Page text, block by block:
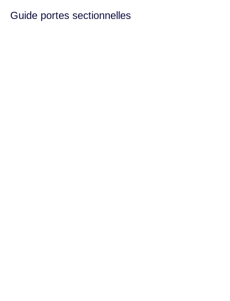
Guide portes sectionnelles